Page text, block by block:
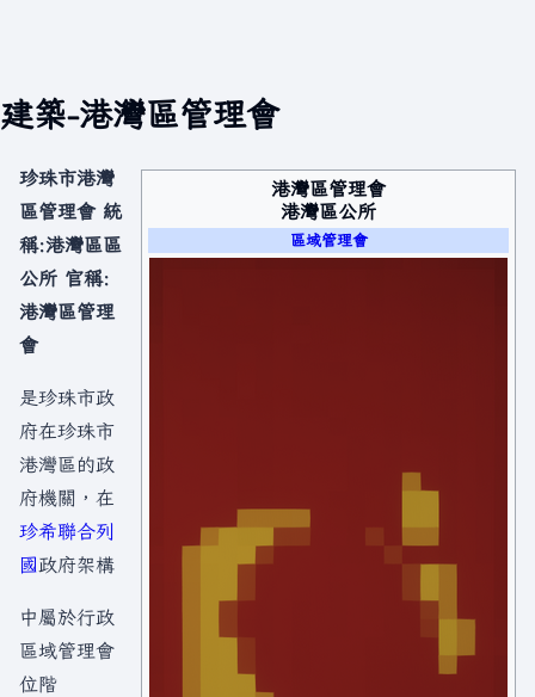
建築-港灣區管理會
港灣區管理會
港灣區公所
區域管理會
珍珠市港灣
區管理會 統
稱:港灣區區
公所 官稱:
港灣區管理
會
是珍珠市政
府在珍珠市
港灣區的政
府機關，在
珍希聯合列
國政府架構
中屬於行政
區域管理會
位階